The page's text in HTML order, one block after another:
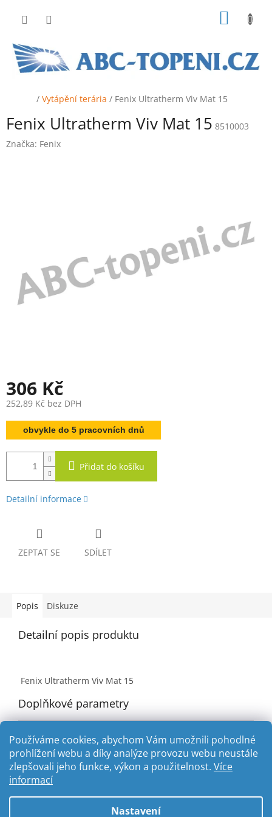
Používáme cookies, abychom Vám umožnili pohodlné
prohlížení webu a díky analýze provozu webu neustále
zlepšovali jeho funkce, výkon a použitelnost. Více
informací
Nastavení
Domů
/ Vytápění terária / Fenix Ultratherm Viv Mat 15
Fenix Ultratherm Viv Mat 15 8510003
Značka: Fenix
306 Kč
252,89 Kč bez DPH
Měrná
cena:obvykle do 5 pracovních dnů
Přidat do košíku
Detailní informace
ZEPTAT SE SDÍLET
Popis Diskuze
Detailní popis produktu
Fenix Ultratherm Viv Mat 15
Doplňkové parametry